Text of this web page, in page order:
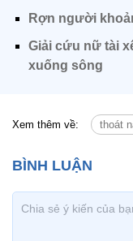
Rợn người
Giải cứu nữ tài
xuống sông
Xem thêm về: thoát